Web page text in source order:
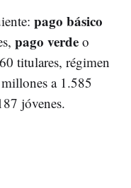
pago básico
pago verde o
titulares, régimen
a 1.585
jóvenes.